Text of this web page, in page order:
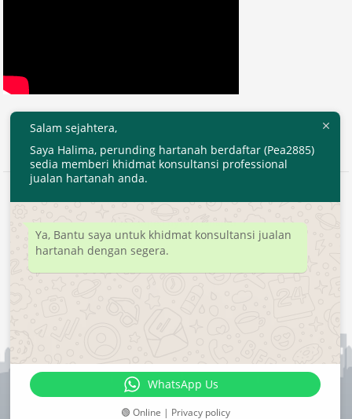
2020 © EjenHartanahKL.com. All Right Reserved.
Developed byMyTranspro
Salam sejahtera,
Saya Halima, perunding hartanah berdaftar (Pea2885)
sedia memberi khidmat konsultansi professional
jualan hartanah anda.
Ya, Bantu saya untuk khidmat konsultansi jualan
hartanah dengan segera.
WhatsApp Us
🟢 Online | Privacy policy